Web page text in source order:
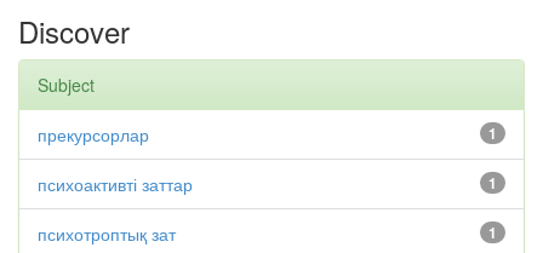
Discover
Subject
1
прекурсорлар
1
психоактивті заттар
1
психотроптық зат